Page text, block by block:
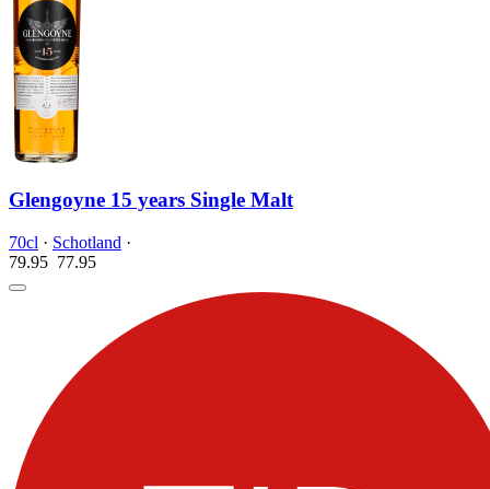
Glengoyne 15 years Single Malt
70cl · Schotland ·
79.95 77.95